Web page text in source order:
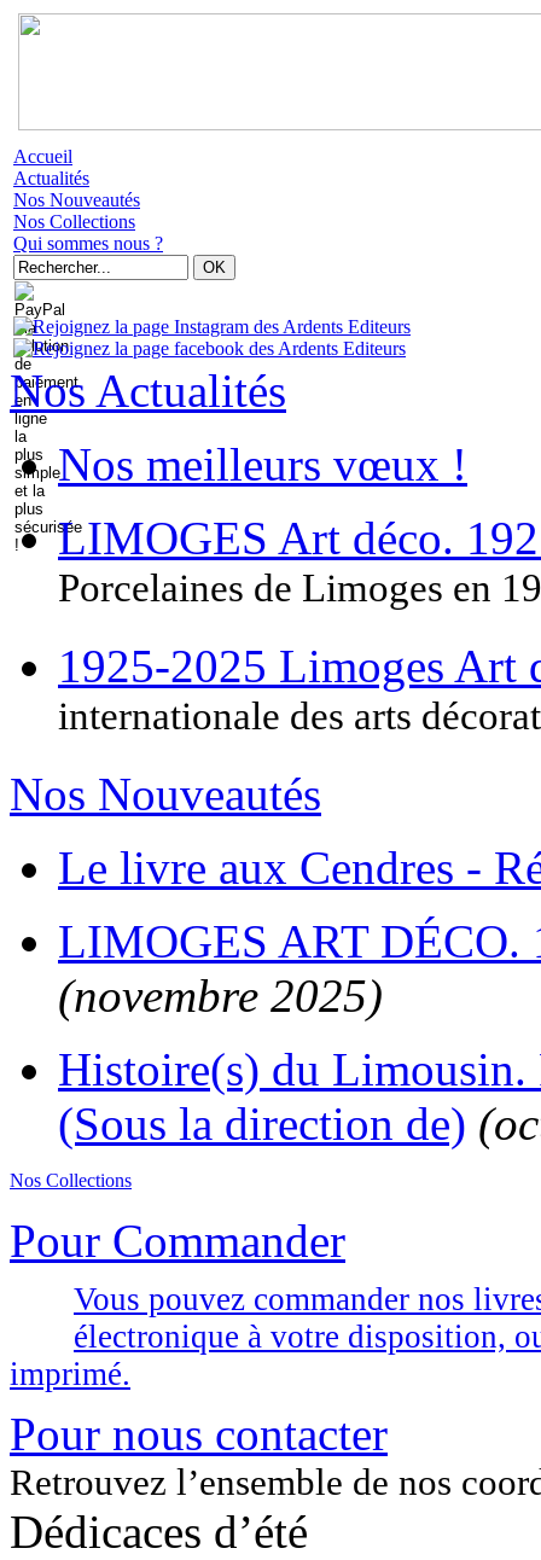
Accueil
Actualités
Nos Nouveautés
Nos Collections
Qui sommes nous ?
Nos Actualités
Nos meilleurs vœux !
LIMOGES Art déco.
Porcelaines de Limoges en
1925-2025 Limoges Art
internationale des arts
Nos Nouveautés
Le livre aux Cendres -
LIMOGES ART
(novembre 2025)
Histoire(s) du Limousin.
(Sous la direction de)
Nos Collections
Pour Commander
Vous pouvez commander nos
électronique à votre disposition,
imprimé.
Pour nous contacter
Retrouvez l’ensemble de nos
Dédicaces d’été